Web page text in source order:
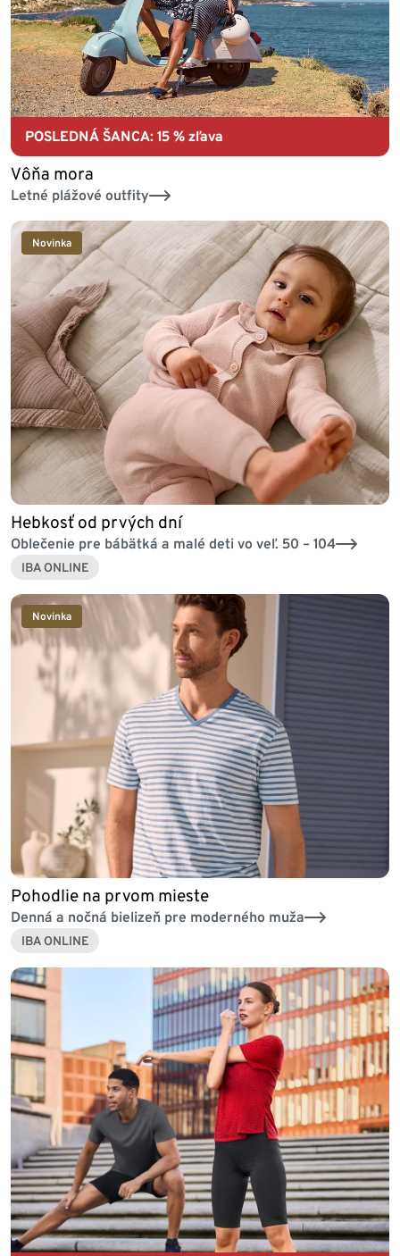
POSLEDNÁ ŠANCA: 15 % zľava
Vôňa mora
Letné plážové outfity
Novinka
Hebkosť od prvých dní
Oblečenie pre bábätká a malé deti vo veľ. 50 – 104
IBA ONLINE
Novinka
Pohodlie na prvom mieste
Denná a nočná bielizeň pre moderného muža
IBA ONLINE